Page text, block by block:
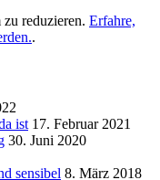
reduzieren. Erfahre,
.
ist 17. Februar 2021
30. Juni 2020
sensibel 8. März 2018